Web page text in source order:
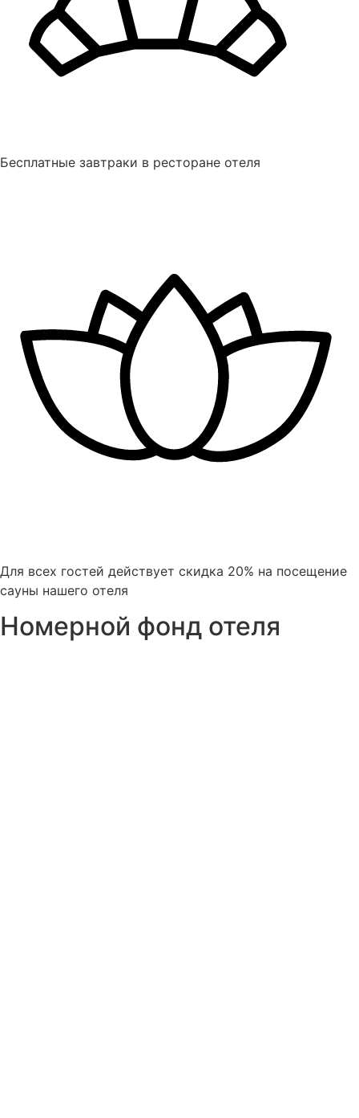
Бесплатные завтраки в ресторане отеля
Для всех гостей действует скидка 20% на посещение
сауны нашего отеля
Номерной фонд отеля